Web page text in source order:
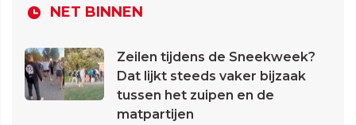
NET BINNEN
Zeilen tijdens de Sneekweek?
Dat lijkt steeds vaker bijzaak
tussen het zuipen en de
matpartijen